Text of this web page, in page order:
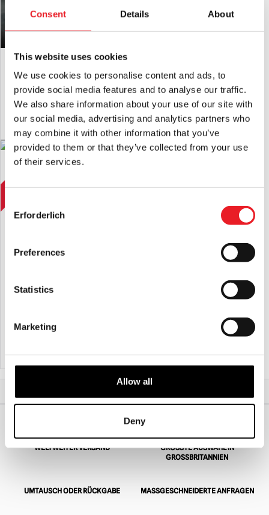
Consent Details About
This website uses cookies
We use cookies to personalise content and ads, to
provide social media features and to analyse our traffic.
We also share information about your use of our site with
our social media, advertising and analytics partners who
may combine it with other information that you’ve
provided to them or that they’ve collected from your use
of their services.
Selection
Erforderlich
Preferences
Statistics
Marketing
Allow all
Deny
Strohgoul Vogelscheuche Maske
120.00
IN DEN WARENKORB LEGEN
PRODUKT ANSEHEN
£120.00
IN DEN WARENKORB LEGEN
PRODUKT ANSEHEN
ANGEBOT!
HALBER PREIS
Oogie Boogie Nightmare Before
Christmas Vacuform Maske
war:
£
Preis
12,45
IN DEN WARENKORB LEGEN
WELTWEITER VERSAND
GRÖSSTE AUSWAHL IN G
ROSSBRITANNIEN
UMTAUSCH ODER RÜCKGABE MASSGESCHNEIDERTE ANFRAGEN